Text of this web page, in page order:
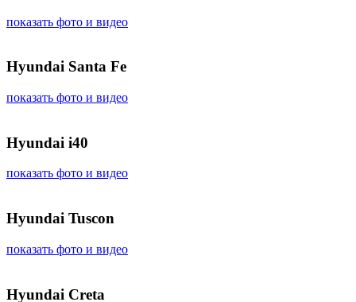
показать фото и видео
Hyundai Santa Fe
показать фото и видео
Hyundai i40
показать фото и видео
Hyundai Tuscon
показать фото и видео
Hyundai Creta